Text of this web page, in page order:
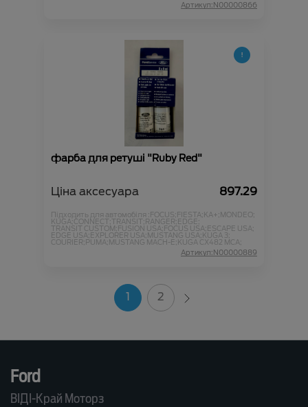
Артикул:N00000866
фарба для ретуші "Ruby Red"
Ціна аксесуара 897.29
Підходить для автомобіля :FOCUS;FIESTA;KA+;MONDEO;
KUGA;CONNECT;TRANSIT;RANGER;EDGE;
TRANSIT CUSTOM;FUSION USA;FOCUS USA;ESCAPE USA;
EDGE USA;EXPLORER USA;MUSTANG USA;KUGA 3;
COURIER;PUMA;MUSTANG MACH-E;KUGA CX482 MCA;
Артикул:N00000889
1 2
Ford
ВІДІ-Край Моторз